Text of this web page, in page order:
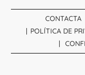
CONTACTA
POLÍTICA DE